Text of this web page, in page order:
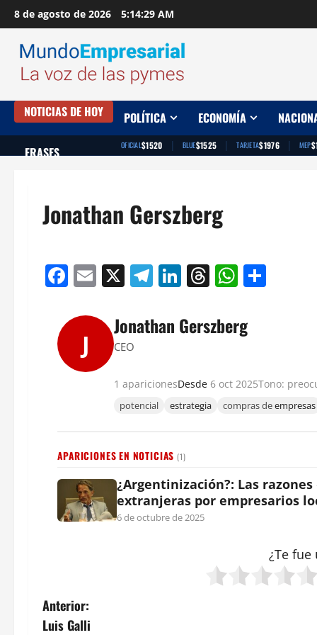
Saltar
al
contenido
8 de agosto de 2026 5:14:30 AM
NOTICIAS DE HOY POLÍTICA ECONOMÍA
FRASES OFICIAL$1520 | BLUE$1525 | TARJETA$1976 | MEP
Jonathan Gerszberg
Facebook
Email
X Telegram
LinkedIn
Threads
J
Jonathan Gerszberg
CEO
1 aparicionesDesde 6 oct 2025Tono:
potencial estrategia compras deempresas
APARICIONES EN NOTICIAS (1)
¿Argentinización?: Las
extranjeras por empresarios
6 de octubre de 2025
¿Te fue
N
Anterior:
Luis Galli